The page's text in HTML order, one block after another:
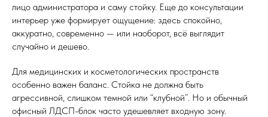
лицо администратора и саму стойку. Еще до консультации
интерьер уже формирует ощущение: здесь спокойно,
аккуратно, современно — или наоборот, всё выглядит
случайно и дешево.
Для медицинских и косметологических пространств
особенно важен баланс. Стойка не должна быть
агрессивной, слишком темной или “клубной”. Но и обычный
офисный ЛДСП-блок часто удешевляет входную зону.